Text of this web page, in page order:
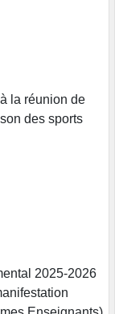
la réunion de
des sports
2025-2026